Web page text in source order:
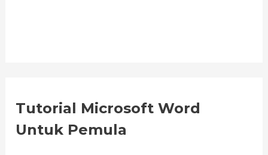
Tutorial Microsoft Word
Untuk Pemula